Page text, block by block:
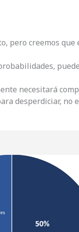
pero creemos que
necesitará
desperdiciar, no